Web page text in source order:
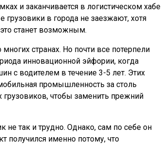
и заканчивается в логистическом хабе
в города не заезжают, хотя
станет возможным.
странах. Но почти все потерпели
инновационной эйфории, когда
с водителем в течение 3-5 лет. Этих
промышленность за столь
грузовиков, чтобы заменить прежний
не так и трудно. Однако, сам по себе он
именно потому, что